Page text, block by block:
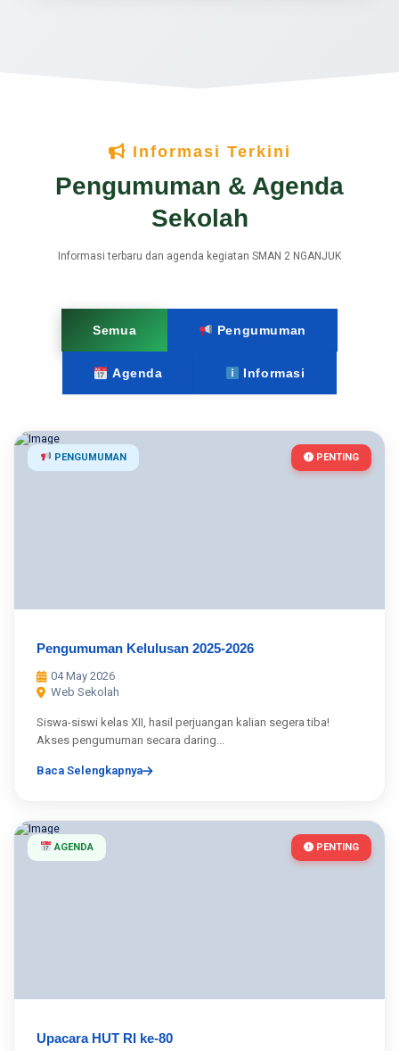
Informasi Terkini
Pengumuman & Agenda
Sekolah
Informasi terbaru dan agenda kegiatan SMAN 2 NGANJUK
Semua Pengumuman
Agenda Informasi
PENGUMUMAN PENTING
Pengumuman Kelulusan 2025-2026
04 May 2026
Web Sekolah
Siswa-siswi kelas XII, hasil perjuangan kalian segera tiba!
Akses pengumuman secara daring...
Baca Selengkapnya
AGENDA PENTING
Upacara HUT RI ke-80